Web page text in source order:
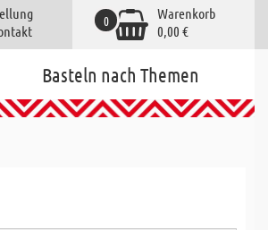
Warenkorb
0,00 €
0
Basteln nach Themen